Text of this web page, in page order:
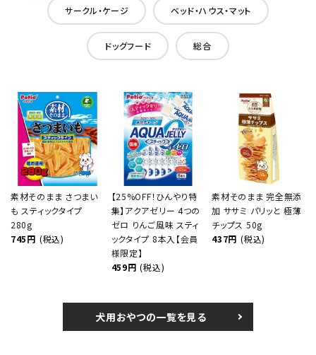
サークル・ケージ ベッド・ハウス・マット
ドッグフード 総合
素材そのまま さつまい
も スティックタイプ
280g
745円 (税込)
【25%OFF！ひんやり特
集】アクアゼリー 4つの
ゼロ りんご風味 スティ
ックタイプ 8本入【会員
様限定】
459円 (税込)
素材そのまま 完全無添
加 ササミ パリッと 極薄
チップス 50g
437円 (税込)
犬用おやつの一覧を見る